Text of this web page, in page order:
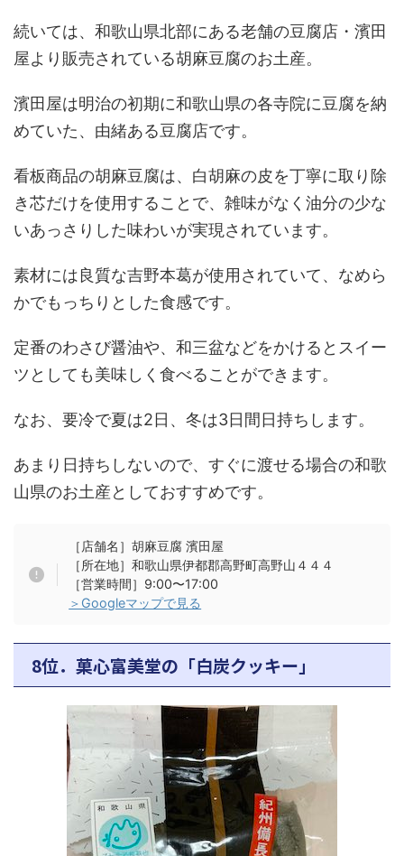
続いては、和歌山県北部にある老舗の豆腐店・濱田
屋より販売されている胡麻豆腐のお土産。
濱田屋は明治の初期に和歌山県の各寺院に豆腐を納
めていた、由緒ある豆腐店です。
看板商品の胡麻豆腐は、白胡麻の皮を丁寧に取り除
き芯だけを使用することで、雑味がなく油分の少な
いあっさりした味わいが実現されています。
素材には良質な吉野本葛が使用されていて、なめら
かでもっちりとした食感です。
定番のわさび醤油や、和三盆などをかけるとスイー
ツとしても美味しく食べることができます。
なお、要冷で夏は2日、冬は3日間日持ちします。
あまり日持ちしないので、すぐに渡せる場合の和歌
山県のお土産としておすすめです。
［店舗名］胡麻豆腐 濱田屋
［所在地］和歌山県伊都郡高野町高野山４４４
［営業時間］9:00〜17:00
＞Googleマップで見る
8位．菓心富美堂の「白炭クッキー」